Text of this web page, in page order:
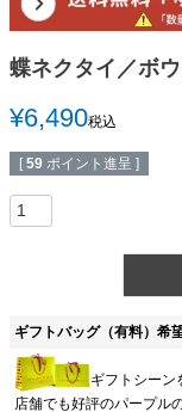
蝶ネクタイ／ボ
¥6,490税込
[ 59 ポイント進呈 ]
ギフトバッグ（有料）希
ギフトシーン
店舗でも好評のパープル